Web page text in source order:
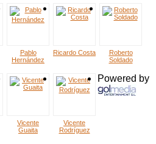
Pablo
Hernández
Ricardo Costa
Roberto
Soldado
Vicente
Guaita
Vicente
Rodríguez
Powered by